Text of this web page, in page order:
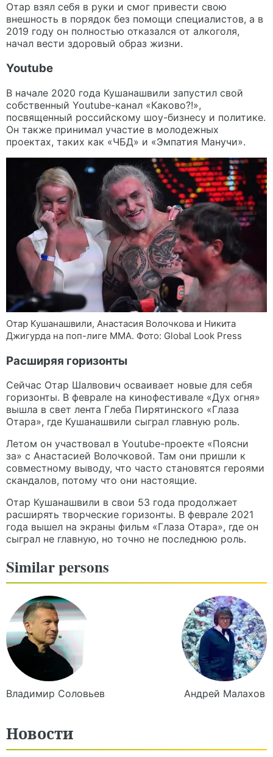
Отар взял себя в руки и смог привести свою
внешность в порядок без помощи специалистов, а в
2019 году он полностью отказался от алкоголя,
начал вести здоровый образ жизни.
Youtube
В начале 2020 года Кушанашвили запустил свой
собственный Youtube-канал «Каково?!»,
посвященный российскому шоу-бизнесу и политике.
Он также принимал участие в молодежных
проектах, таких как «ЧБД» и «Эмпатия Манучи».
Отар Кушанашвили, Анастасия Волочкова и Никита
Джигурда на поп-лиге ММА. Фото: Global Look Press
Расширяя горизонты
Сейчас Отар Шалвович осваивает новые для себя
горизонты. В феврале на кинофестивале «Дух огня»
вышла в свет лента Глеба Пирятинского «Глаза
Отара», где Кушанашвили сыграл главную роль.
Летом он участвовал в Youtube-проекте «Поясни
за» с Анастасией Волочковой. Там они пришли к
совместному выводу, что часто становятся героями
скандалов, потому что они настоящие.
Отар Кушанашвили в свои 53 года продолжает
расширять творческие горизонты. В феврале 2021
года вышел на экраны фильм «Глаза Отара», где он
сыграл не главную, но точно не последнюю роль.
Similar persons
Владимир Соловьев Андрей Малахов
Новости